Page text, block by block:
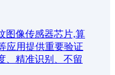
图像传感器芯片,算
应用提供重要验证
、精准识别、不留